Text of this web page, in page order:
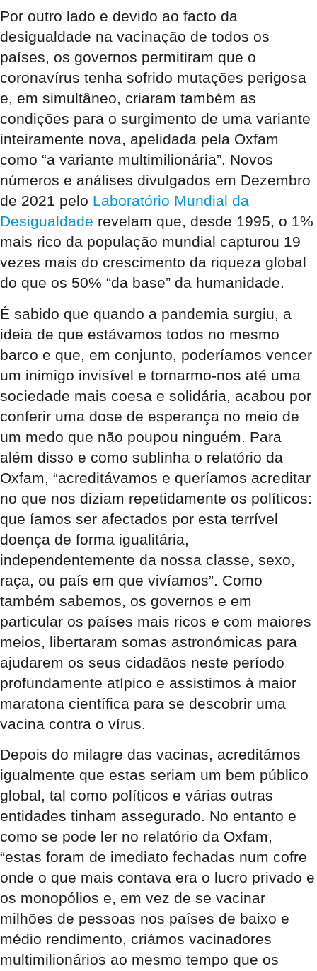
Por outro lado e devido ao facto da
desigualdade na vacinação de todos os
países, os governos permitiram que o
coronavírus tenha sofrido mutações perigosa
e, em simultâneo, criaram também as
condições para o surgimento de uma variante
inteiramente nova, apelidada pela Oxfam
como “a variante multimilionária”. Novos
números e análises divulgados em Dezembro
de 2021 pelo Laboratório Mundial da
Desigualdade revelam que, desde 1995, o 1%
mais rico da população mundial capturou 19
vezes mais do crescimento da riqueza global
do que os 50% “da base” da humanidade.
É sabido que quando a pandemia surgiu, a
ideia de que estávamos todos no mesmo
barco e que, em conjunto, poderíamos vencer
um inimigo invisível e tornarmo-nos até uma
sociedade mais coesa e solidária, acabou por
conferir uma dose de esperança no meio de
um medo que não poupou ninguém. Para
além disso e como sublinha o relatório da
Oxfam, “acreditávamos e queríamos acreditar
no que nos diziam repetidamente os políticos:
que íamos ser afectados por esta terrível
doença de forma igualitária,
independentemente da nossa classe, sexo,
raça, ou país em que vivíamos”. Como
também sabemos, os governos e em
particular os países mais ricos e com maiores
meios, libertaram somas astronómicas para
ajudarem os seus cidadãos neste período
profundamente atípico e assistimos à maior
maratona científica para se descobrir uma
vacina contra o vírus.
Depois do milagre das vacinas, acreditámos
igualmente que estas seriam um bem público
global, tal como políticos e várias outras
entidades tinham assegurado. No entanto e
como se pode ler no relatório da Oxfam,
“estas foram de imediato fechadas num cofre
onde o que mais contava era o lucro privado e
os monopólios e, em vez de se vacinar
milhões de pessoas nos países de baixo e
médio rendimento, criámos vacinadores
multimilionários ao mesmo tempo que os